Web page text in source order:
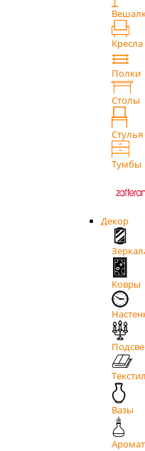
Кресла
Полки
Столы
Стулья
Тумбы
Декор
Ковры
Вазы